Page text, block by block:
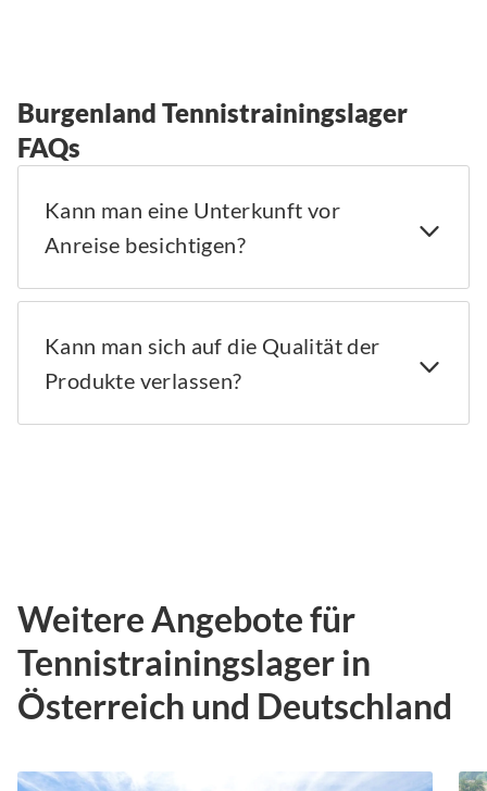
Burgenland Tennistrainingslager
FAQs
Kann man eine Unterkunft vor
Anreise besichtigen?
Kann man sich auf die Qualität der
Produkte verlassen?
Weitere Angebote für
Tennistrainingslager in
Österreich und Deutschland